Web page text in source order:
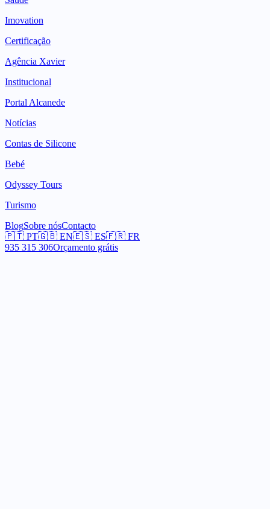
Imovation
Certificação
Agência Xavier
Institucional
Portal Alcanede
Notícias
Contas de Silicone
Bebé
Odyssey Tours
Turismo
BlogSobre nósContacto
🇵🇹 PT🇬🇧 EN🇪🇸 ES🇫🇷 FR
935 315 306Orçamento grátis